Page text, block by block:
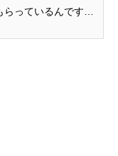
らっているんですよ